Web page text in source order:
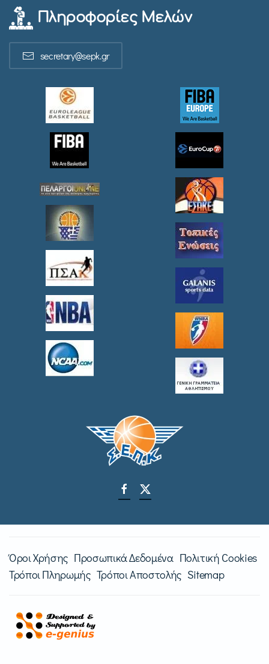
Πληροφορίες Μελών
secretary@sepk.gr
Όροι Χρήσης Προσωπικά Δεδομένα Πολιτική Cookies
Τρόποι Πληρωμής Τρόποι Αποστολής Sitemap